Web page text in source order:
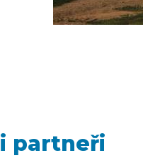
partneři